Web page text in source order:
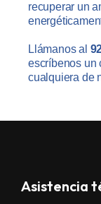
recuperar un
Llámanos al
escríbenos un
cualquiera de
Asistencia